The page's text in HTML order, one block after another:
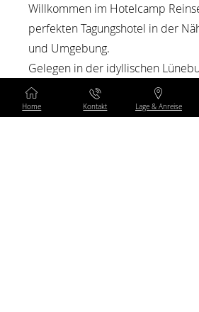
Willkommen im Hotelcamp
perfekten Tagungshotel in der
und Umgebung.
Gelegen in der idyllischen
bietet unser Hotel eine
aus Ruhe, Natur und erstklassigen
Home Kontakt Lage & Anreise